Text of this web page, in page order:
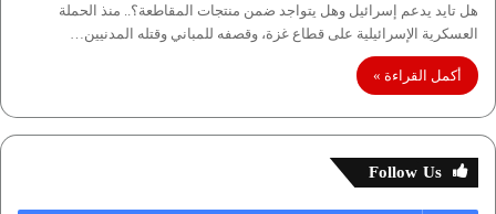
هل تايد يدعم إسرائيل وهل يتواجد ضمن منتجات المقاطعة؟.. منذ الحملة
العسكرية الإسرائيلية على قطاع غزة، وقصفه للمباني وقتله المدنيين…
أكمل القراءة »
Follow Us